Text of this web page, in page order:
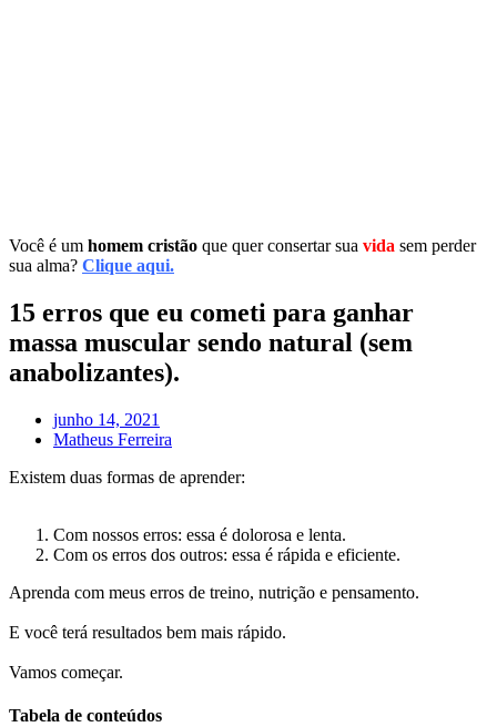
Você é um homem cristão que quer consertar sua vida sem perder
sua alma? Clique aqui.
15 erros que eu cometi para ganhar
massa muscular sendo natural (sem
anabolizantes).
junho 14, 2021
Matheus Ferreira
Existem duas formas de aprender:
Com nossos erros: essa é dolorosa e lenta.
Com os erros dos outros: essa é rápida e eficiente.
Aprenda com meus erros de treino, nutrição e pensamento.
E você terá resultados bem mais rápido.
Vamos começar.
Tabela de conteúdos